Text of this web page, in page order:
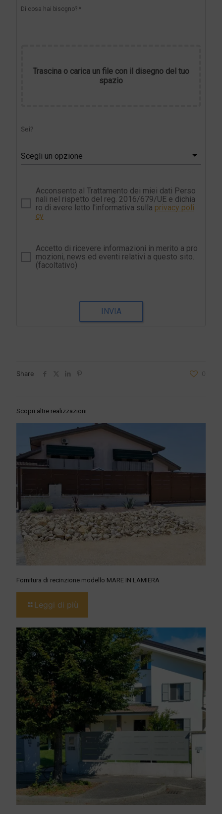
Di cosa hai bisogno? *
Trascina o carica un file con il disegno del tuo
spazio
Sei?
Scegli un opzione
Acconsento al Trattamento dei miei dati Perso
nali nel rispetto del reg. 2016/679/UE e dichia
ro di avere letto l'informativa sulla privacy poli
cy
Accetto di ricevere informazioni in merito a pro
mozioni, news ed eventi relativi a questo sito.
(facoltativo)
INVIA
Share 0
Scopri altre realizzazioni
Fornitura di recinzione modello MARE IN LAMIERA
Leggi di più